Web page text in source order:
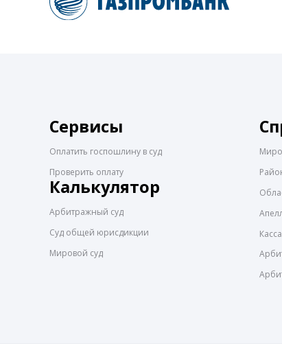
Сервисы
Оплатить госпошлину в суд
Проверить оплату
Калькулятор
Арбитражный суд
Суд общей юрисдикции
Мировой суд